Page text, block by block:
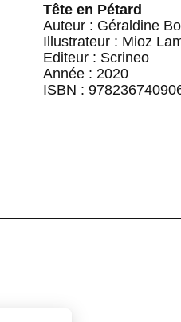
Tête en Pétard
Auteur : Géraldine
Illustrateur : Mioz
Editeur : Scrineo
Année : 2020
ISBN :